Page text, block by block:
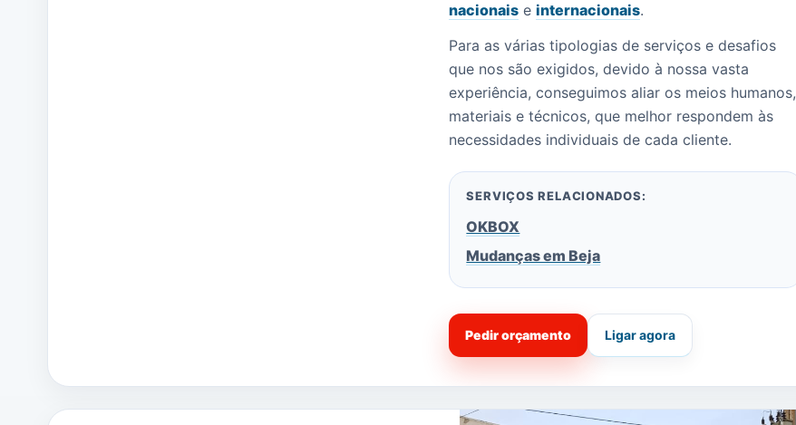
nacionais einternacionais.
Para as várias tipologias de serviços e desafios
que nos são exigidos, devido à nossa vasta
experiência, conseguimos aliar os meios humanos,
materiais e técnicos, que melhor respondem às
necessidades individuais de cada cliente.
SERVIÇOS RELACIONADOS:
OKBOX
Mudanças em Beja
Pedir orçamento Ligar agora